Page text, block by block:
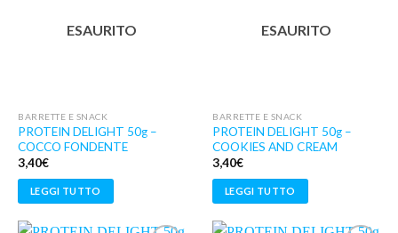
ESAURITO
BARRETTE E SNACK
PROTEIN DELIGHT 50g –
COCCO FONDENTE
3,40€
LEGGI TUTTO
ESAURITO
BARRETTE E SNACK
PROTEIN DELIGHT 50g –
COOKIES AND CREAM
3,40€
LEGGI TUTTO